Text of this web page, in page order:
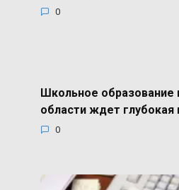
0
Школьное образование
области ждет глубокая
0